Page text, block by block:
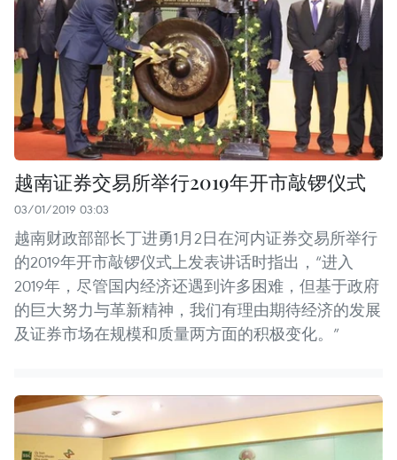
越南证券交易所举行2019年开市敲锣仪式
03/01/2019 03:03
越南财政部部长丁进勇1月2日在河内证券交易所举行
的2019年开市敲锣仪式上发表讲话时指出，“进入
2019年，尽管国内经济还遇到许多困难，但基于政府
的巨大努力与革新精神，我们有理由期待经济的发展
及证券市场在规模和质量两方面的积极变化。”